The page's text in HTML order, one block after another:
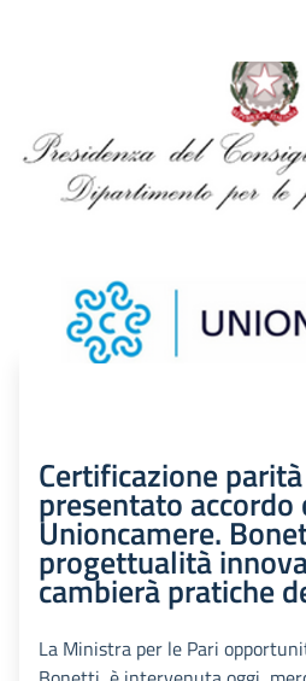
Certificazione
presentato accordo
Unioncamere.
progettualità
cambierà pratiche
La Ministra per le Pari